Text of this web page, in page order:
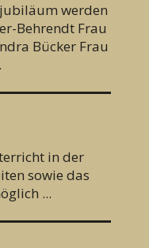
werden
Behrendt Frau
Bücker Frau
in der
sowie das
...